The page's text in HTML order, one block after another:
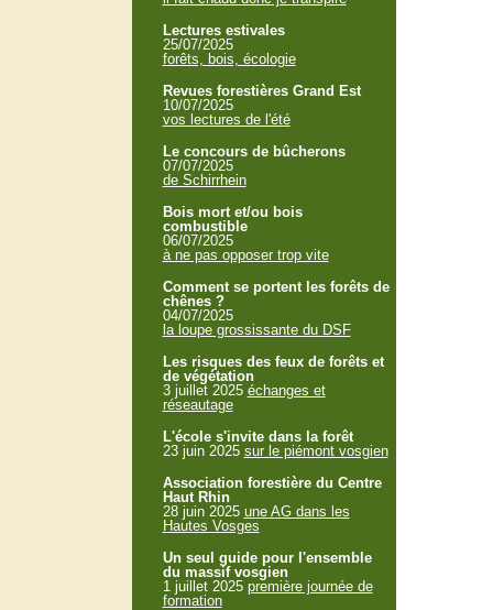
Lectures estivales
25/07/2025
forêts, bois, écologie
Revues forestières Grand Est
10/07/2025
vos lectures de l'été
Le concours de bûcherons
07/07/2025
de Schirrhein
Bois mort et/ou bois
combustible
06/07/2025
à ne pas opposer trop vite
Comment se portent les forêts de
chênes ?
04/07/2025
la loupe grossissante du DSF
Les risques des feux de forêts et
de végétation
3 juillet 2025 échanges et
réseautage
L'école s'invite dans la forêt
23 juin 2025 sur le piémont vosgien
Association forestière du Centre
Haut Rhin
28 juin 2025 une AG dans les
Hautes Vosges
Un seul guide pour l'ensemble
du massif vosgien
1 juillet 2025 première journée de
formation